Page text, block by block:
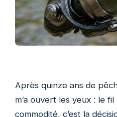
Après quinze ans de
m’a ouvert les yeux : le fil
commodité, c’est la